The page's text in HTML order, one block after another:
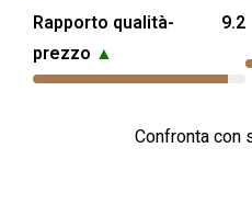
Rapporto qualità-
prezzo ▲
9.2
Confronta con